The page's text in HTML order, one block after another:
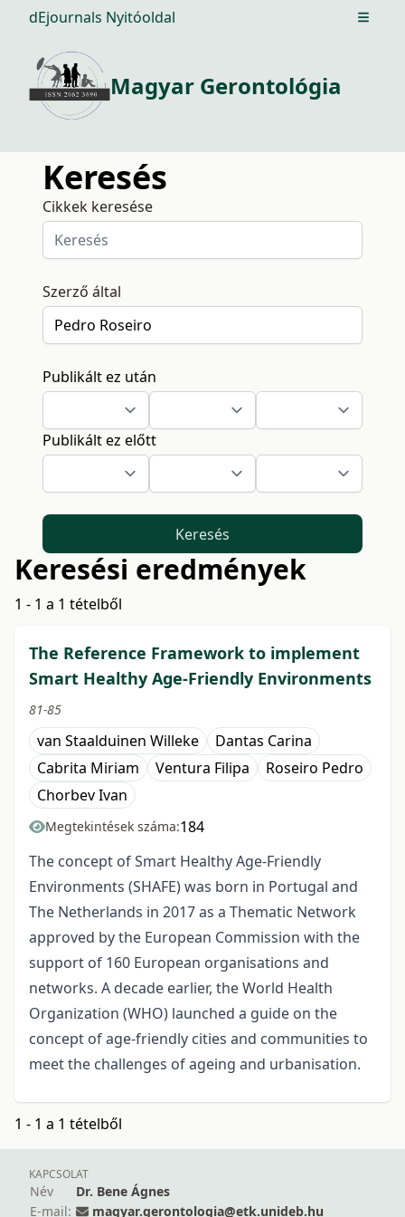
dEjournals Nyitóoldal Open
Magyar Gerontológia
Keresés
Cikkek keresése
Szerző által
Publikált ez után
Publikált ez előtt
Keresés
Keresési eredmények
1 - 1 a 1 tételből
The Reference Framework to implement
Smart Healthy Age-Friendly Environments
81-85
van Staalduinen Willeke
Dantas Carina
Cabrita Miriam
Ventura Filipa
Roseiro Pedro
Chorbev Ivan
Megtekintések száma:184
The concept of Smart Healthy Age-Friendly
Environments (SHAFE) was born in Portugal and
The Netherlands in 2017 as a Thematic Network
approved by the European Commission with the
support of 160 European organisations and
networks. A decade earlier, the World Health
Organization (WHO) launched a guide on the
concept of age-friendly cities and communities to
meet the challenges of ageing and urbanisation.
1 - 1 a 1 tételből
KAPCSOLAT
Név
Dr. Bene Ágnes
E-mail:
magyar.gerontologia@etk.unideb.hu